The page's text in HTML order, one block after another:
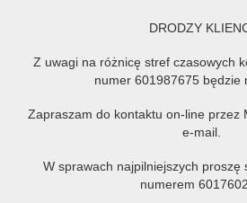
Cena wycieczki nie obejmuje
Kolejność zwiedzania może ulec
Szczegółowy program ustala
Istnieje możliwość wykupienia 3
ok.20 Euro – Biletów na metro
DRODZY
Z uwagi na różnicę stref czasowych
numer 601987675 będzie
Zapraszam do kontaktu on-line przez
e-mail.
W sprawach najpilniejszych proszę
numerem